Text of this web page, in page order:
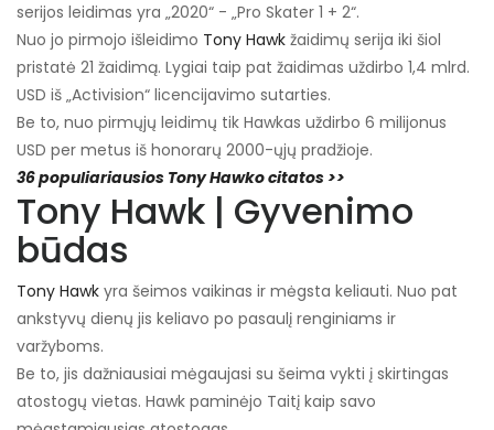
serijos leidimas yra „2020“ - „Pro Skater 1 + 2“.
Nuo jo pirmojo išleidimo Tony Hawk žaidimų serija iki šiol
pristatė 21 žaidimą. Lygiai taip pat žaidimas uždirbo 1,4 mlrd.
USD iš „Activision“ licencijavimo sutarties.
Be to, nuo pirmųjų leidimų tik Hawkas uždirbo 6 milijonus
USD per metus iš honorarų 2000-ųjų pradžioje.
36 populiariausios Tony Hawko citatos >>
Tony Hawk | Gyvenimo
būdas
Tony Hawk yra šeimos vaikinas ir mėgsta keliauti. Nuo pat
ankstyvų dienų jis keliavo po pasaulį renginiams ir
varžyboms.
Be to, jis dažniausiai mėgaujasi su šeima vykti į skirtingas
atostogų vietas. Hawk paminėjo Taitį kaip savo